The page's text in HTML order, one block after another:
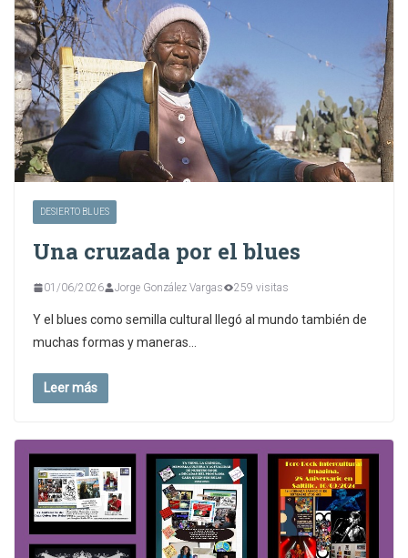
DESIERTO BLUES
Una cruzada por el blues
01/06/2026 Jorge González Vargas 259 visitas
Y el blues como semilla cultural llegó al mundo también de
muchas formas y maneras…
Leer más